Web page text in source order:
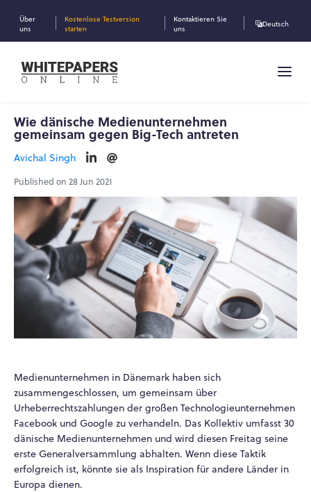
Über
uns
Kostenlose Testversion
starten
Kontaktieren Sie
uns
Deutsch
Wie dänische Medienunternehmen
gemeinsam gegen Big-Tech antreten
Avichal Singh
Published on 28 Jun 2021
Medienunternehmen in Dänemark haben sich
zusammengeschlossen, um gemeinsam über
Urheberrechtszahlungen der großen Technologieunternehmen
Facebook und Google zu verhandeln. Das Kollektiv umfasst 30
dänische Medienunternehmen und wird diesen Freitag seine
erste Generalversammlung abhalten. Wenn diese Taktik
erfolgreich ist, könnte sie als Inspiration für andere Länder in
Europa dienen.